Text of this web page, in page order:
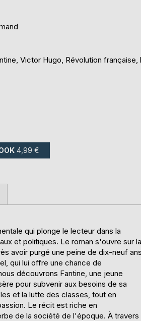
Victor Hugo, Révolution française,
4,99 €
qui plonge le lecteur dans la
et politiques. Le roman s'ouvre sur la
avoir purgé une peine de dix-neuf ans
qui lui offre une chance de
découvrons Fantine, une jeune
pour subvenir aux besoins de sa
et la lutte des classes, tout en
Le récit est riche en
de la société de l'époque. À travers